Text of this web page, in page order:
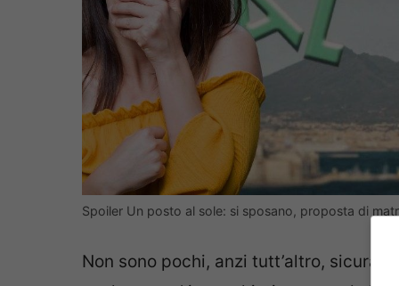
Spoiler Un posto al sole: si sposano, proposta di
Non sono pochi, anzi tutt’altro,